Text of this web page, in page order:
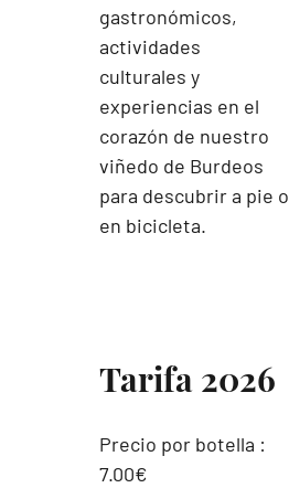
gastronómicos,
actividades
culturales y
experiencias en el
corazón de nuestro
viñedo de Burdeos
para descubrir a pie o
en bicicleta.
Tarifa 2026
Precio por botella :
7.00€